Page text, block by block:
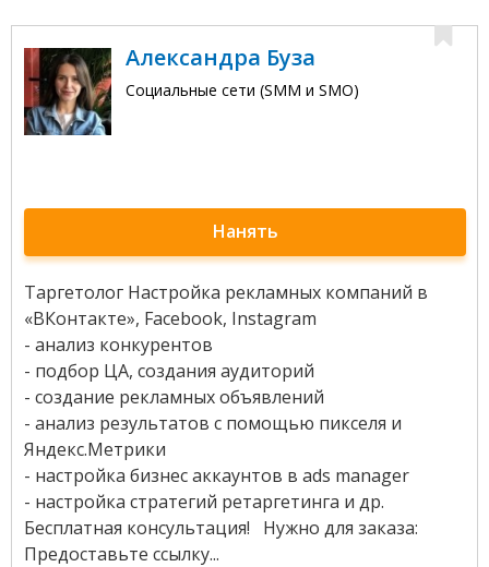
Александра Буза
Социальные сети (SMM и SMO)
Нанять
Таргетолог Настройка рекламных компаний в
«ВКонтакте», Facebook, Instagram
- анализ конкурентов
- подбор ЦА, создания аудиторий
- создание рекламных объявлений
- анализ результатов с помощью пикселя и
Яндекс.Метрики
- настройка бизнес аккаунтов в ads manager
- настройка стратегий ретаргетинга и др.
Бесплатная консультация! Нужно для заказа:
Предоставьте ссылку...